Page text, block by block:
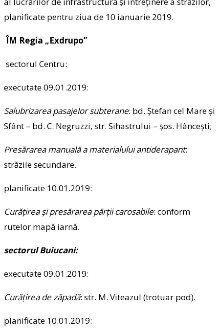
planificate pentru ziua de 10 ianuarie 2019.
ÎM Regia „Exdrupo”
sectorul Centru:
executate 09.01.2019:
Salubrizarea pasajelor subterane: bd. Ştefan cel Mare şi
Sfânt – bd. C. Negruzzi, str. Sihastrului – şos. Hânceşti;
Presărarea manuală a materialului antiderapant:
străzile secundare.
planificate 10.01.2019:
Curăţirea şi presărarea părţii carosabile: conform
rutelor mapă iarnă.
sectorul Buiucani:
executate 09.01.2019:
Curăţirea de zăpadă: str. M. Viteazul (trotuar pod).
planificate 10.01.2019: